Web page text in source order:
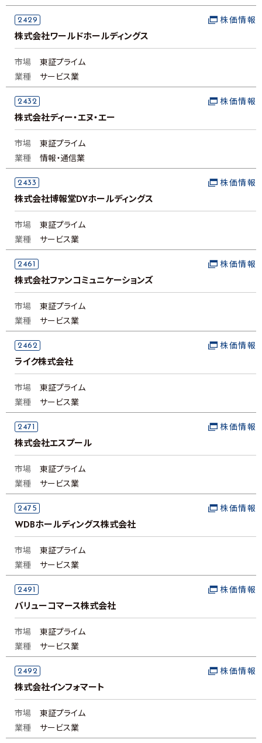
2429
株式会社ワールドホールディングス
株価情報
市場
東証プライム
業種
サービス業
2432
株式会社ディー・エヌ・エー
株価情報
市場
東証プライム
業種
情報・通信業
2433
株式会社博報堂DYホールディングス
株価情報
市場
東証プライム
業種
サービス業
2461
株式会社ファンコミュニケーションズ
株価情報
市場
東証プライム
業種
サービス業
2462
ライク株式会社
株価情報
市場
東証プライム
業種
サービス業
2471
株式会社エスプール
株価情報
市場
東証プライム
業種
サービス業
2475
WDBホールディングス株式会社
株価情報
市場
東証プライム
業種
サービス業
2491
バリューコマース株式会社
株価情報
市場
東証プライム
業種
サービス業
2492
株式会社インフォマート
株価情報
市場
東証プライム
業種
サービス業